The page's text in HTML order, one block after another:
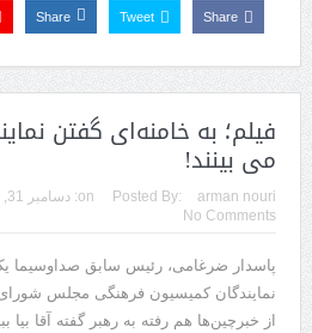
Share
Tweet
Share
فیلم؛ به خامنه‌ای گفتن
می‌ بینند!
Posted By: arman nouri
on: دسامبر 31, 2021
No Comments
پاسدار ضرغامی، رئیس سابق صداوسیما
نمایندگان کمیسیون فرهنگی مجلس
از خبرچین‌ها هم رفته به رهبر گفته آقا بیا